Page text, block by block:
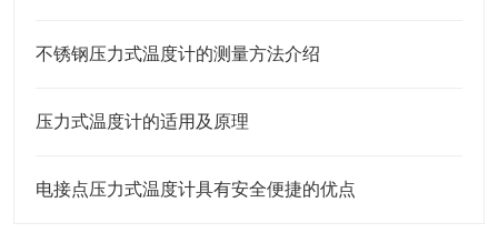
不锈钢压力式温度计的测量方法介绍
压力式温度计的适用及原理
电接点压力式温度计具有安全便捷的优点